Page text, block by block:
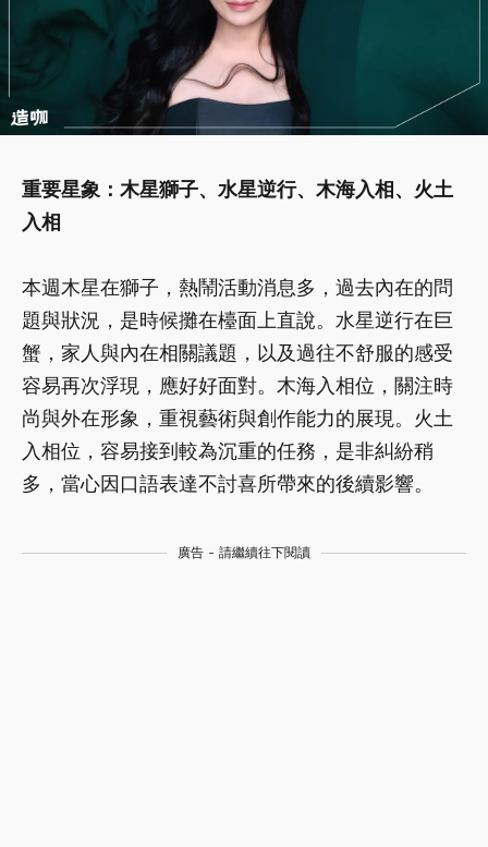
重要星象：木星獅子、水星逆行、木海入相、火土
入相
本週木星在獅子，熱鬧活動消息多，過去內在的問
題與狀況，是時候攤在檯面上直說。水星逆行在巨
蟹，家人與內在相關議題，以及過往不舒服的感受
容易再次浮現，應好好面對。木海入相位，關注時
尚與外在形象，重視藝術與創作能力的展現。火土
入相位，容易接到較為沉重的任務，是非糾紛稍
多，當心因口語表達不討喜所帶來的後續影響。
廣告 - 請繼續往下閱讀